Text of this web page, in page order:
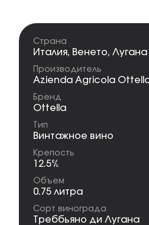
Страна
Италия, Венето, Лугана
Производитель
Azienda Agricola
Бренд
Ottella
Тип
Винтажное вино
Крепость
12.5%
Объем
0.75 литра
Сорт винограда
Треббьяно ди Лугана